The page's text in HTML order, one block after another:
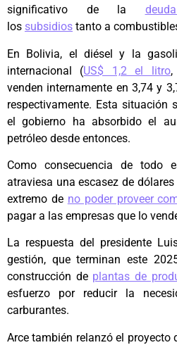
significativo de la
los subsidios tanto a
En Bolivia, el diésel y la
internacional (US$ 1,2 el litro,
venden internamente en 3,74 y
respectivamente. Esta situación
el gobierno ha absorbido el
petróleo desde entonces.
Como consecuencia de todo
atraviesa una escasez de
extremo de no poder proveer
pagar a las empresas que lo
La respuesta del presidente
gestión, que terminan este
construcción de plantas de
esfuerzo por reducir la
carburantes.
Arce también relanzó el proyecto